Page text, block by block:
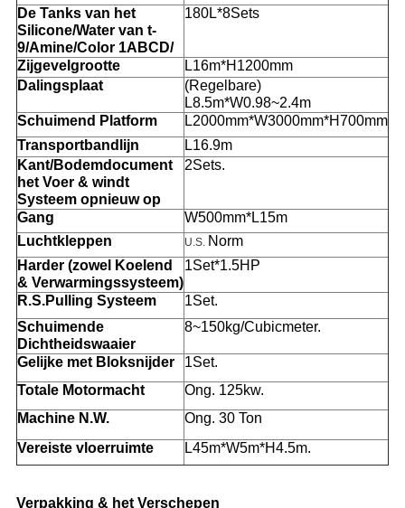
De Tanks van het
Silicone/Water van t-
9/Amine/Color 1ABCD/
180L*8Sets
Zijgevelgrootte
L16m*H1200mm
Dalingsplaat
(Regelbare)
L8.5m*W0.98~2.4m
Schuimend Platform
L2000mm*W3000mm*H700mm
Transportbandlijn
L16.9m
Kant/Bodemdocument
het Voer & windt
Systeem opnieuw op
2Sets.
Gang
W500mm*L15m
Luchtkleppen
U.S. Norm
Harder (zowel Koelend
& Verwarmingssysteem)
1Set*1.5HP
R.S.Pulling Systeem
1Set.
Schuimende
Dichtheidswaaier
8~150kg/Cubicmeter.
Gelijke met Bloksnijder
1Set.
Totale Motormacht
Ong. 125kw.
Machine N.W.
Ong. 30 Ton
Vereiste vloerruimte
L45m*W5m*H4.5m.
Verpakking & het Verschepen